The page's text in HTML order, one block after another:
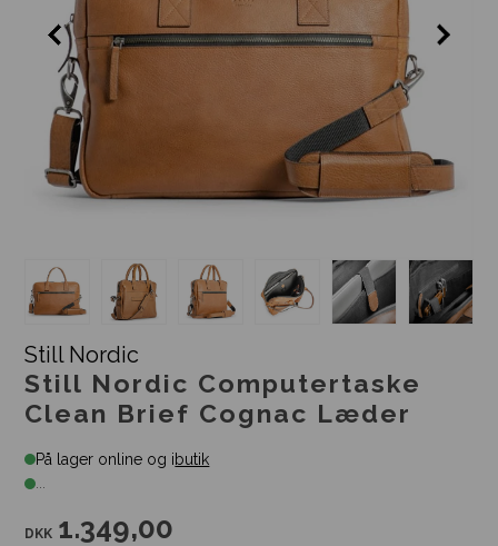
Still Nordic
Still Nordic Computertaske
Clean Brief Cognac Læder
På lager online og ibutik
...
DKK 1.349,00